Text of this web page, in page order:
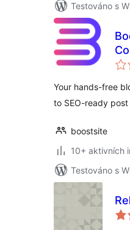
Testováno s
Your hands-free
to SEO-ready
boostsite
10+ aktivních
Testováno s